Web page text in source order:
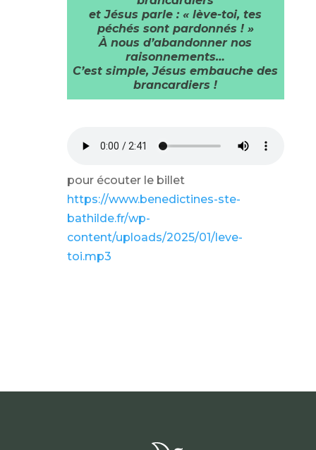
et Jésus parle : « lève-toi, tes
péchés sont pardonnés ! »
À nous d’abandonner nos
raisonnements…
C’est simple, Jésus embauche des
brancardiers !
pour écouter le billet
https://www.benedictines-ste-
bathilde.fr/wp-
content/uploads/2025/01/leve-
toi.mp3